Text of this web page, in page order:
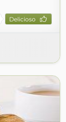
Delicioso